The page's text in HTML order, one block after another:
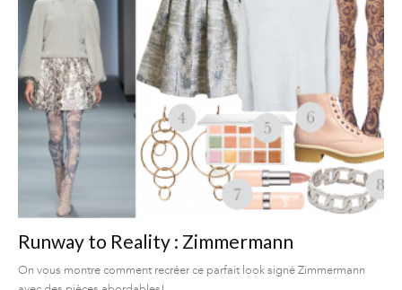
Runway to Reality : Zimmermann
On vous montre comment recréer ce parfait look signé Zimmermann